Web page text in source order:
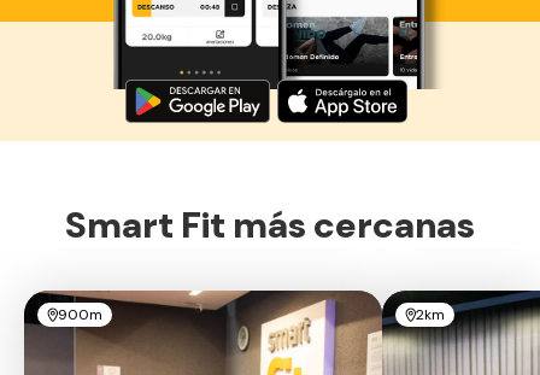
Descarga ahora lo Smart Fit App
Smart Fit más cercanas
900m 2km